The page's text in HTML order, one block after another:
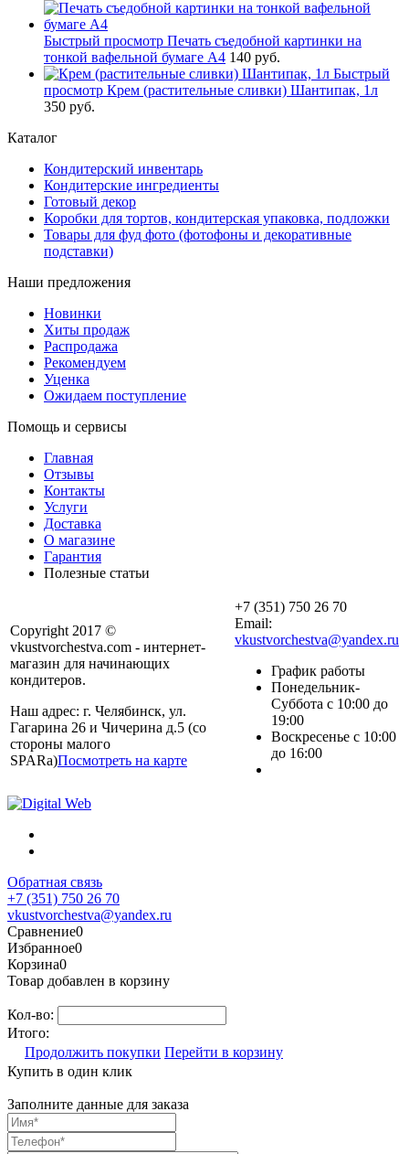
Быстрый просмотр Печать съедобной картинки на
тонкой вафельной бумаге А4 140 руб.
Быстрый
просмотр Крем (растительные сливки) Шантипак, 1л
350 руб.
Каталог
Кондитерский инвентарь
Кондитерские ингредиенты
Готовый декор
Коробки для тортов, кондитерская упаковка, подложки
Товары для фуд фото (фотофоны и декоративные
подставки)
Наши предложения
Новинки
Хиты продаж
Распродажа
Рекомендуем
Уценка
Ожидаем поступление
Помощь и сервисы
Главная
Отзывы
Контакты
Услуги
Доставка
О магазине
Гарантия
Полезные статьи
Copyright 2017 ©
vkustvorchestva.com - интернет-
магазин для начинающих
кондитеров.
Наш адрес: г. Челябинск, ул.
Гагарина 26 и Чичерина д.5 (со
стороны малого
SPARa)Посмотреть на карте
+7 (351) 750 26 70
Email:
vkustvorchestva@yandex.ru
График работы
Понедельник-
Суббота с 10:00 до
19:00
Воскресенье с 10:00
до 16:00
Обратная связь
+7 (351) 750 26 70
vkustvorchestva@yandex.ru
Сравнение0
Избранное0
Корзина0
Товар добавлен в корзину
Кол-во:
Итого:
Продолжить покупки Перейти в корзину
Купить в один клик
Заполните данные для заказа